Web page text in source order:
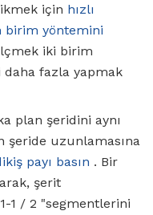
için hızlı
birim yöntemini
iki birim
fazla yapmak
plan şeridini aynı
şeride uzunlamasına
payı basın . Bir
şerit
1 / 2 "segmentlerini